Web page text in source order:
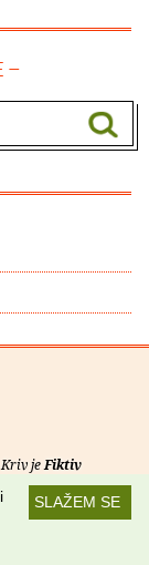
–
Kriv jeFiktiv
kanaliSLAŽEM SE